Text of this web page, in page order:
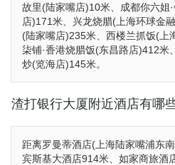
故里(陆家嘴店)10米、成都你六姐
店)171米、兴龙烧腊(上海环球金
(陆家嘴店)235米、西楼兰抓饭(上
柒铺·香港烧腊饭(东昌路店)412米
炒(览海店)145米。
渣打银行大厦附近酒店有哪
距离罗曼蒂酒店(上海陆家嘴浦东
宾斯基大酒店914米、如家商旅酒